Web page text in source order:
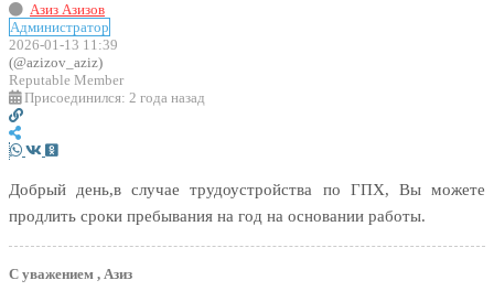
Азиз Азизов
Администратор
2026-01-13 11:39
(@azizov_aziz)
Reputable Member
Присоединился: 2 года назад
Добрый день,в случае трудоустройства по ГПХ, Вы можете
продлить сроки пребывания на год на основании работы.
С уважением , Азиз